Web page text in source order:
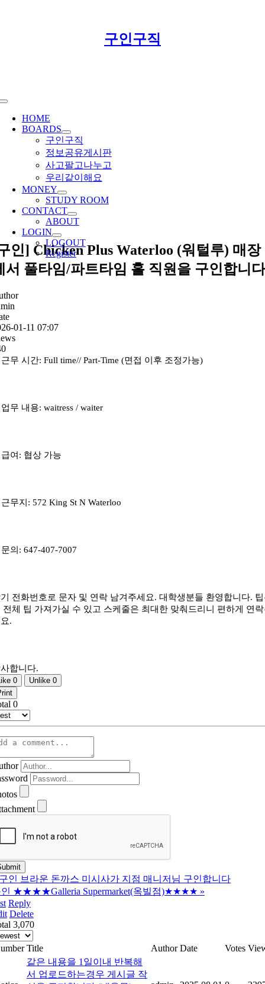
Toggle
Navigation
HOME
BOARDS
구인구직
정보공유게시판
사고팔고나누고
우리같이해요
MONEY
STUDY ROOM
CONTACT
ABOUT
LOGIN
LOGOUT
Register
구인구직
인] Chicken Plus Waterloo (워털루) 매장
서 풀타임/파트타임 홀 직원을 구인합니
01-11 07:07
무 시간: Full time// Part-Time (면접 이후 조정가능)
무 내용: waitress / waiter
여: 협상 가능
무지: 572 King St N Waterloo
의: 647-407-7007
전화번호로 문자 및 연락 남겨주세요. 대학생분들 환영합니다.
전체 팁 가져가실 수 있고 스케줄은 최대한 맞춰드리니 편하게 연
.
합니다.
0 Unlike 0
0
인 브라운 돈까스 미시사가 지점 매니저님 구인합니다
인 ★★★★Galleria Supermarket(옥빌점)★★★★ »
Reply
Delete
3,070
Title Author Date Votes
같은 내용을 1일이내 반복해
서 업로드하는경우 게시글 작